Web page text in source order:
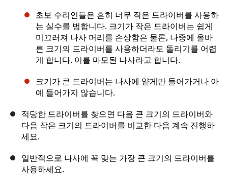
초보 수리인들은 흔히 너무 작은 드라이버를 사용하
는 실수를 범합니다. 크기가 작은 드라이버는 쉽게
미끄러져 나사 머리를 손상함은 물론, 나중에 올바
른 크기의 드라이버를 사용하더라도 돌리기를 어렵
게 합니다. 이를 마모된 나사라고 합니다.
크기가 큰 드라이버는 나사에 얕게만 들어가거나 아
예 들어가지 않습니다.
적당한 드라이버를 찾으면 다음 큰 크기의 드라이버와
다음 작은 크기의 드라이버를 비교한 다음 계속 진행하
세요.
일반적으로 나사에 꼭 맞는 가장 큰 크기의 드라이버를
사용하세요.